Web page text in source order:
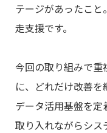
テージがあったこ
走支援です。
今回の取り組みで
に、どれだけ改善を
データ活用基盤を
取り入れながらシス